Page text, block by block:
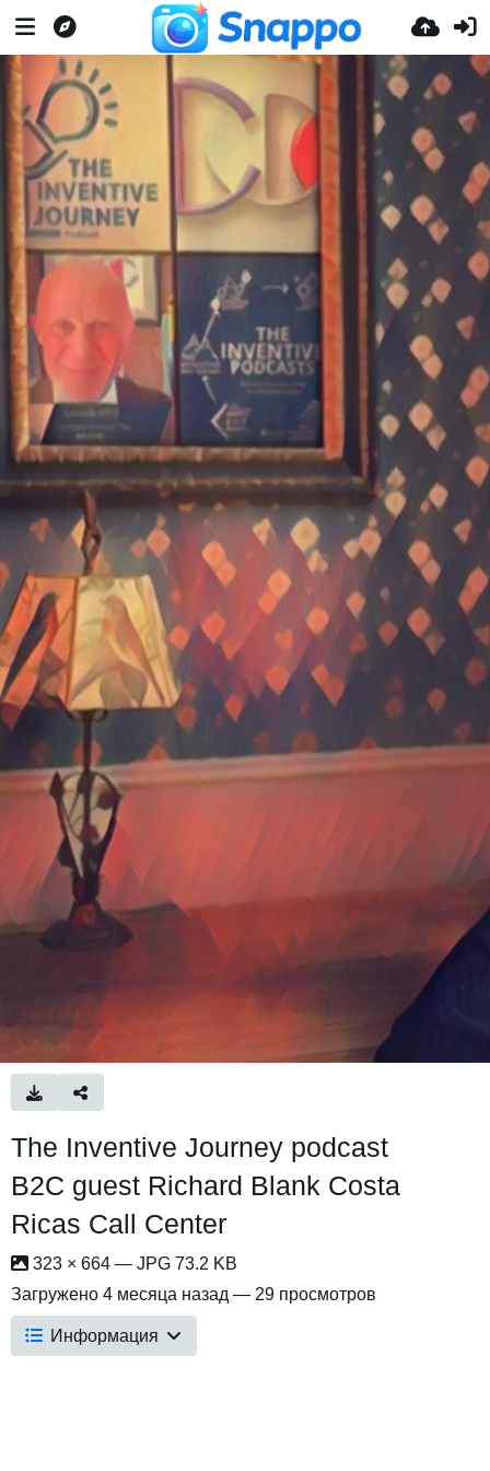
The Inventive Journey podcast
B2C guest Richard Blank Costa
Ricas Call Center
323 × 664 — JPG 73.2 KB
Загружено 4 месяца назад — 29 просмотров
Информация